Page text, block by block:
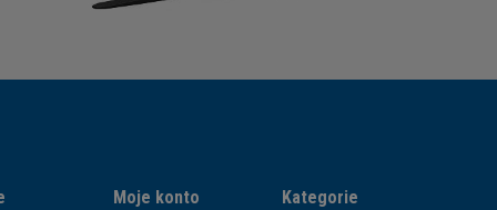
Moje konto Kategorie